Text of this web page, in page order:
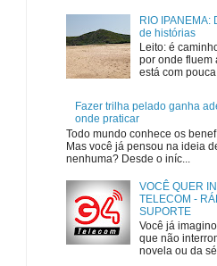
RIO IPANEMA:
de histórias
Leito: é
por onde fluem
está com
Fazer trilha pelado ganha
onde praticar
Todo mundo conhece os
Mas você já pensou na ideia
nenhuma? Desde o iníc...
VOCÊ QUER
TELECOM -
SUPORTE
Você já
que não
novela ou da